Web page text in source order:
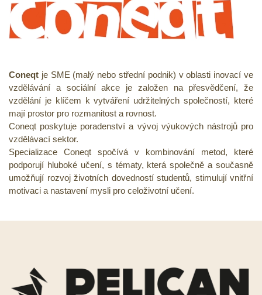
Coneqt je SME (malý nebo střední podnik) v oblasti inovací ve
vzdělávání a sociální akce je založen na přesvědčení, že
vzdělání je klíčem k vytváření udržitelných společností, které
mají prostor pro rozmanitost a rovnost.
Coneqt poskytuje poradenství a vývoj výukových nástrojů pro
vzdělávací sektor.
Specializace Coneqt spočívá v kombinování metod, které
podporují hluboké učení, s tématy, která společně a současně
umožňují rozvoj životních dovedností studentů, stimulují vnitřní
motivaci a nastavení mysli pro celoživotní učení.